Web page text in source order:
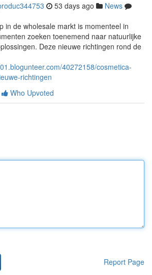
53 days ago
News
in de wholesale markt is momenteel in
zoeken toenemend naar natuurlijke
Deze nieuwe richtingen rond de
40272158/cosmetica-
richtingen
Who Upvoted
Report Page